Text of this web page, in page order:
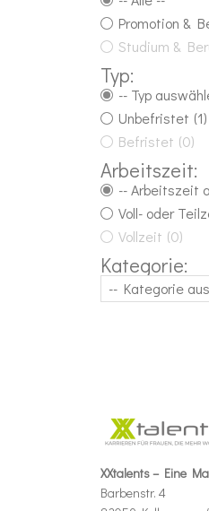
Promotion &
Studium &
Typ:
-- Typ
Unbefristet (1)
Befristet (0)
Arbeitszeit:
-- Arbeitszeit
Voll- oder
Vollzeit (0)
Kategorie:
-- Kategorie
XXtalents – Eine
Barbenstr. 4